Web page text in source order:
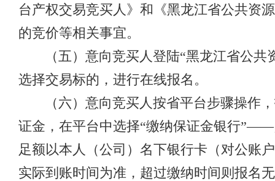
台产权交易竞买人》和《黑龙江省公共资
的竞价等相关事宜。
（五）意向竞买人登陆“黑龙江省公
选择交易标的，进行在线报名。
（六）意向竞买人按省平台步骤操作
证金，在平台中选择“缴纳保证金银行”——
足额以本人（公司）名下银行卡（对公账
实际到账时间为准，超过缴纳时间则报名